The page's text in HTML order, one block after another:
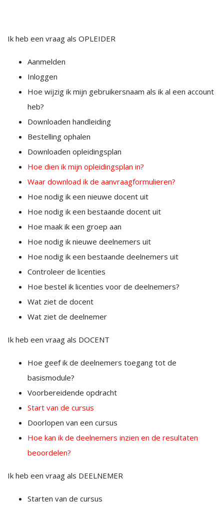
Ik heb een vraag als OPLEIDER
Aanmelden
Inloggen
Hoe wijzig ik mijn gebruikersnaam als ik al een account
heb?
Downloaden handleiding
Bestelling ophalen
Downloaden opleidingsplan
Hoe dien ik mijn opleidingsplan in?
Waar download ik de aanvraagformulieren?
Hoe nodig ik een nieuwe docent uit
Hoe nodig ik een bestaande docent uit
Hoe maak ik een groep aan
Hoe nodig ik nieuwe deelnemers uit
Hoe nodig ik een bestaande deelnemers uit
Controleer de licenties
Hoe bestel ik licenties voor de deelnemers?
Wat ziet de docent
Wat ziet de deelnemer
Ik heb een vraag als DOCENT
Hoe geef ik de deelnemers toegang tot de
basismodule?
Voorbereidende opdracht
Start van de cursus
Doorlopen van een cursus
Hoe kan ik de deelnemers inzien en de resultaten
beoordelen?
Ik heb een vraag als DEELNEMER
Starten van de cursus